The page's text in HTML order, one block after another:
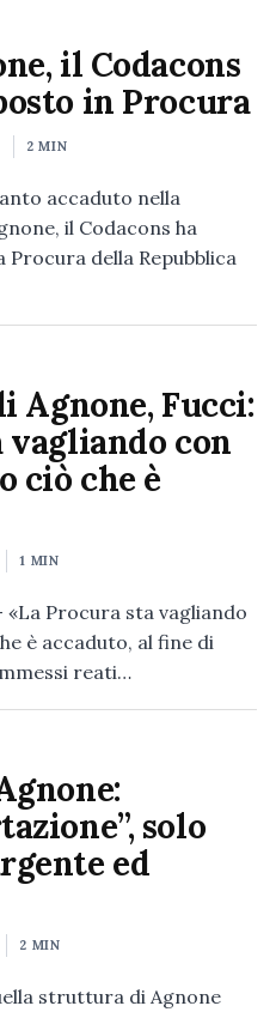
il Codacons
in Procura
2 MIN
accaduto nella
il Codacons ha
della Repubblica
Agnone, Fucci:
vagliando con
ciò che è
1 MIN
«La Procura sta vagliando
è accaduto, al fine di
reati…
solo
ed
2 MIN
struttura di Agnone